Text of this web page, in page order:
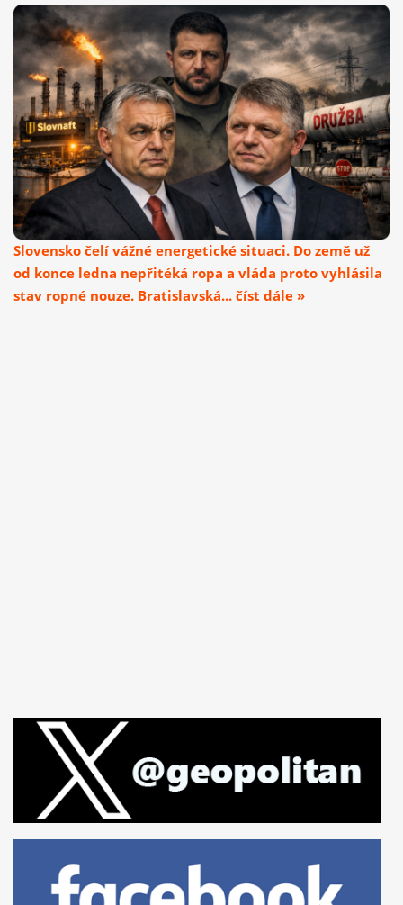
Slovensko čelí vážné energetické situaci. Do země už
od konce ledna nepřitéká ropa a vláda proto vyhlásila
stav ropné nouze. Bratislavská... číst dále »